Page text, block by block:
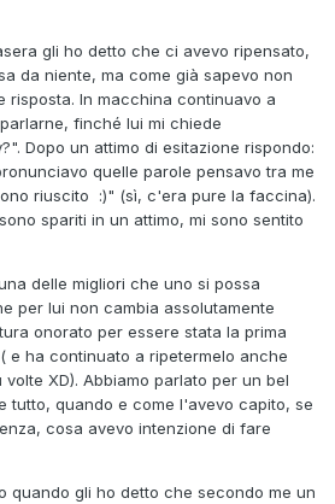
gli ho detto che ci avevo ripensato,
da niente, ma come già sapevo non
risposta. In macchina continuavo a
finché lui mi chiede
Dopo un attimo di esitazione rispondo:
quelle parole pensavo tra me
riuscito :)" (sì, c'era pure la faccina).
spariti in un attimo, mi sono sentito
delle migliori che uno si possa
per lui non cambia assolutamente
onorato per essere stata la prima
e ha continuato a ripetermelo anche
XD). Abbiamo parlato per un bel
tutto, quando e come l'avevo capito, se
cosa avevo intenzione di fare
quando gli ho detto che secondo me un